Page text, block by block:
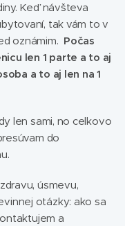
Keď návšteva
tak vám to v
oznámim. Počas
len 1 parte a to aj
a to aj len na 1
len sami, no celkovo
do
úsmevu,
otázky: ako sa
a